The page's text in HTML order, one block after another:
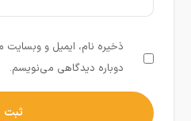
ذخیره نام، ایمیل و وبسایت
دوباره دیدگاهی می‌نویسم.